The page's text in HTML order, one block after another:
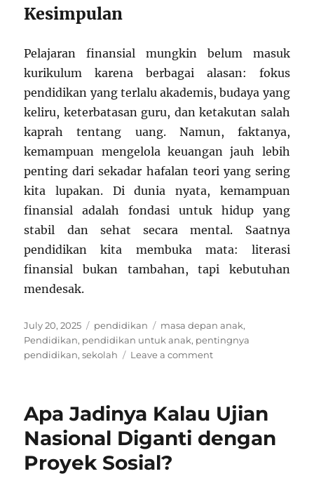
Kesimpulan
Pelajaran finansial mungkin belum masuk
kurikulum karena berbagai alasan: fokus
pendidikan yang terlalu akademis, budaya yang
keliru, keterbatasan guru, dan ketakutan salah
kaprah tentang uang. Namun, faktanya,
kemampuan mengelola keuangan jauh lebih
penting dari sekadar hafalan teori yang sering
kita lupakan. Di dunia nyata, kemampuan
finansial adalah fondasi untuk hidup yang
stabil dan sehat secara mental. Saatnya
pendidikan kita membuka mata: literasi
finansial bukan tambahan, tapi kebutuhan
mendesak.
Posted
on
July 20, 2025 Categories
pendidikan Tags
masa depan anak,
Pendidikan, pendidikan untuk anak, pentingnya
pendidikan,sekolah Leave a commenton
Nggak
Pernah
Masuk
Apa Jadinya Kalau Ujian
Nasional Diganti dengan
Proyek Sosial?